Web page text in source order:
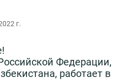
г.
Федерации,
работает в